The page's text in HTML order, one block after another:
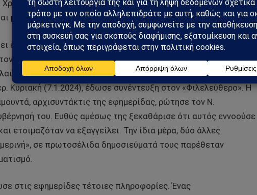
τα διαγράφει και με λουδοβίκειο σύνδρομο
μόνο στον λαό και σε κάνεναν άλλο!
έναν πανικόβλητο Χριστοδουλίδη, κυστημένον και
διότι τα έκανε κυριολεκτικά μαντάρα με τον ανασχηματισμό.
και απίστευτη ασέβεια προς τους συνεργάτες του, που
Κυριακή (7.1.2024), έδωσε συνέντευξη στον «Φιλελεύθερο». Η
αρχισυντάκτις της εφημερίδας, ρώτησε τον Ν.
του. Ευθύς αμέσως της ξεκαθάρισε ότι αυτός εννοούσε
ετοιμαζόταν να εξαγγείλει. Την ίδια μέρα, δύο άλλες
σε πρωτοσέλιδα δημοσιεύματά τους παρέθεταν
στις εφημερίδες τέτοιες πληροφορίες. Ένας